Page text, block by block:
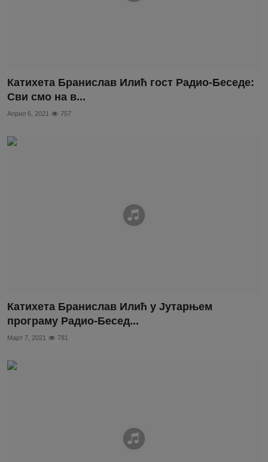
Катихета Бранислав Илић гост Радио-Беседе:
Сви смо на в...
Април 6, 2021 757
Катихета Бранислав Илић у Јутарњем
програму Радио-Бесед...
Март 7, 2021 781